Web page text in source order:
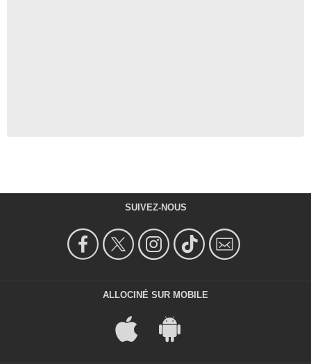
SUIVEZ-NOUS
ALLOCINÉ SUR MOBILE